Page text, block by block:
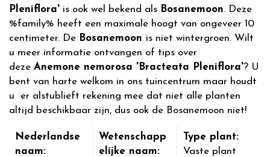
Pleniflora' is ook wel bekend als Bosanemoon. Deze
%family% heeft een maximale hoogt van ongeveer 10
centimeter. De Bosanemoon is niet wintergroen. Wilt
u meer informatie ontvangen of tips over
deze Anemone nemorosa 'Bracteata Pleniflora'? U
bent van harte welkom in ons tuincentrum maar houdt
u er alstublieft rekening mee dat niet alle planten
altijd beschikbaar zijn, dus ook de Bosanemoon niet!
Nederlandse
naam:
Wetenschapp
elijke naam:
Type plant:
Vaste plant